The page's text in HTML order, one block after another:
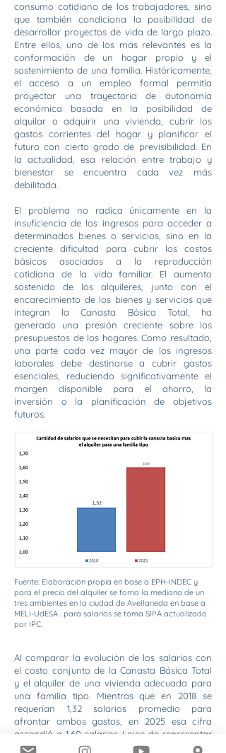
consumo cotidiano de los trabajadores, sino
que también condiciona la posibilidad de
desarrollar proyectos de vida de largo plazo.
Entre ellos, uno de los más relevantes es la
conformación de un hogar propio y el
sostenimiento de una familia. Históricamente,
el acceso a un empleo formal permitía
proyectar una trayectoria de autonomía
económica basada en la posibilidad de
alquilar o adquirir una vivienda, cubrir los
gastos corrientes del hogar y planificar el
futuro con cierto grado de previsibilidad. En
la actualidad, esa relación entre trabajo y
bienestar se encuentra cada vez más
debilitada.
El problema no radica únicamente en la
insuficiencia de los ingresos para acceder a
determinados bienes o servicios, sino en la
creciente dificultad para cubrir los costos
básicos asociados a la reproducción
cotidiana de la vida familiar. El aumento
sostenido de los alquileres, junto con el
encarecimiento de los bienes y servicios que
integran la Canasta Básica Total, ha
generado una presión creciente sobre los
presupuestos de los hogares. Como resultado,
una parte cada vez mayor de los ingresos
laborales debe destinarse a cubrir gastos
esenciales, reduciendo significativamente el
margen disponible para el ahorro, la
inversión o la planificación de objetivos
futuros.
Fuente: Elaboración propia en base a EPH-INDEC y
para el precio del alquiler se toma la mediana de un
tres ambientes en la ciudad de Avellaneda en base a
MELI-UdESA . para salarios se toma SIPA actualizado
por IPC.
Al comparar la evolución de los salarios con
el costo conjunto de la Canasta Básica Total
y el alquiler de una vivienda adecuada para
una familia tipo. Mientras que en 2018 se
requerían 1,32 salarios promedio para
afrontar ambos gastos, en 2025 esa cifra
ascendió a 1,60 salarios. Lejos de representar
una variación menor, este incremento